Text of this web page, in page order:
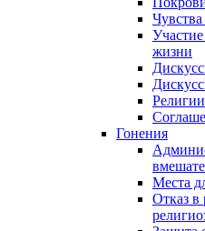
жизни
Гонения
Места
Отказ в